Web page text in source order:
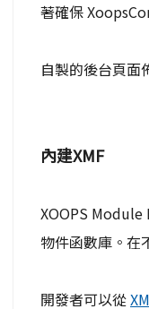
著確保
自製的後台頁
內建XMF
XOOPS
物件函數庫。在
開發者可以從